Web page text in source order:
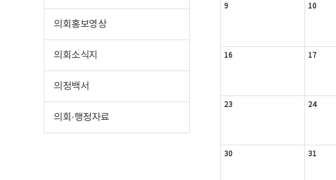
의회홍보영상
의회소식지
의정백서
의회·행정자료
9 10
16 17
23 24
30 31